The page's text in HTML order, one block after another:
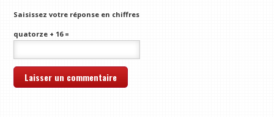
Saisissez votre réponse en chiffres
quatorze + 16 =